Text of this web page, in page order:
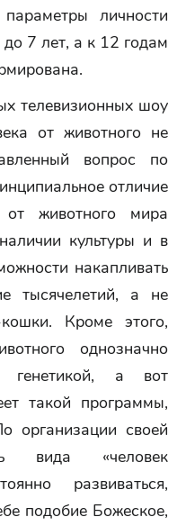
личности
7 лет, а к 12 годам
телевизионных шоу
от животного не
вопрос по
отличие
от животного мира
культуры и в
накапливать
тысячелетий, а не
Кроме этого,
однозначно
генетикой, а вот
такой программы,
организации своей
вида «человек
развиваться,
подобие Божеское,